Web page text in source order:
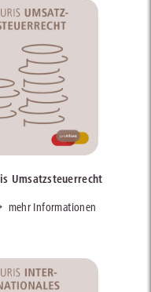
Umsatzsteuerrecht
mehr Informationen